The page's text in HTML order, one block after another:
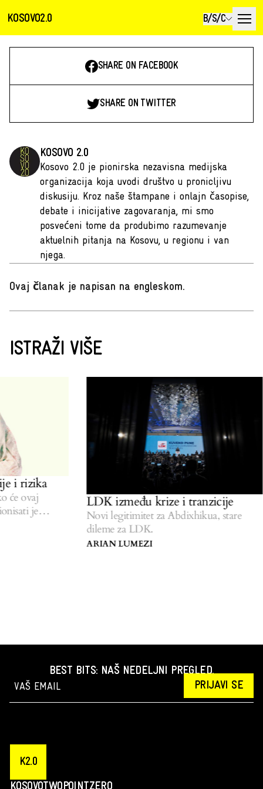
KOSOVO2.0 B/S/C
SHARE ON FACEBOOK
SHARE ON TWITTER
KOSOVO 2.0
Kosovo 2.0 je pionirska nezavisna medijska
organizacija koja uvodi društvo u pronicljivu
diskusiju. Kroz naše štampane i onlajn časopise,
debate i inicijative zagovaranja, mi smo
posvećeni tome da produbimo razumevanje
aktuelnih pitanja na Kosovu, u regionu i van
njega.
Ovaj članak je napisan na engleskom.
ISTRAŽI VIŠE
i rizika
će ovaj
je
LDK između krize i tranzicije
Novi legitimitet za Abdixhikua, stare
dileme za LDK.
ARIAN LUMEZI
BEST BITS: NAŠ NEDELJNI PREGLED.
PRIJAVI SE
K2.0
KOSOVOTWOPOINTZERO